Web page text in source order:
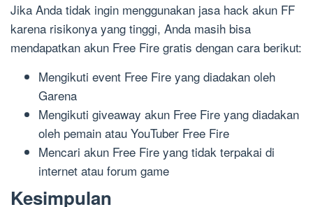
Jika Anda tidak ingin menggunakan jasa hack akun FF
karena risikonya yang tinggi, Anda masih bisa
mendapatkan akun Free Fire gratis dengan cara berikut:
Mengikuti event Free Fire yang diadakan oleh
Garena
Mengikuti giveaway akun Free Fire yang diadakan
oleh pemain atau YouTuber Free Fire
Mencari akun Free Fire yang tidak terpakai di
internet atau forum game
Kesimpulan